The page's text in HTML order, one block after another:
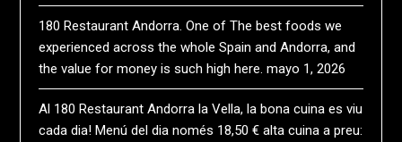
180 Restaurant Andorra. One of The best foods we
experienced across the whole Spain and Andorra, and
the value for money is such high here. mayo 1, 2026
Al 180 Restaurant Andorra la Vella, la bona cuina es viu
cada dia! Menú del dia només 18,50 € alta cuina a preu: